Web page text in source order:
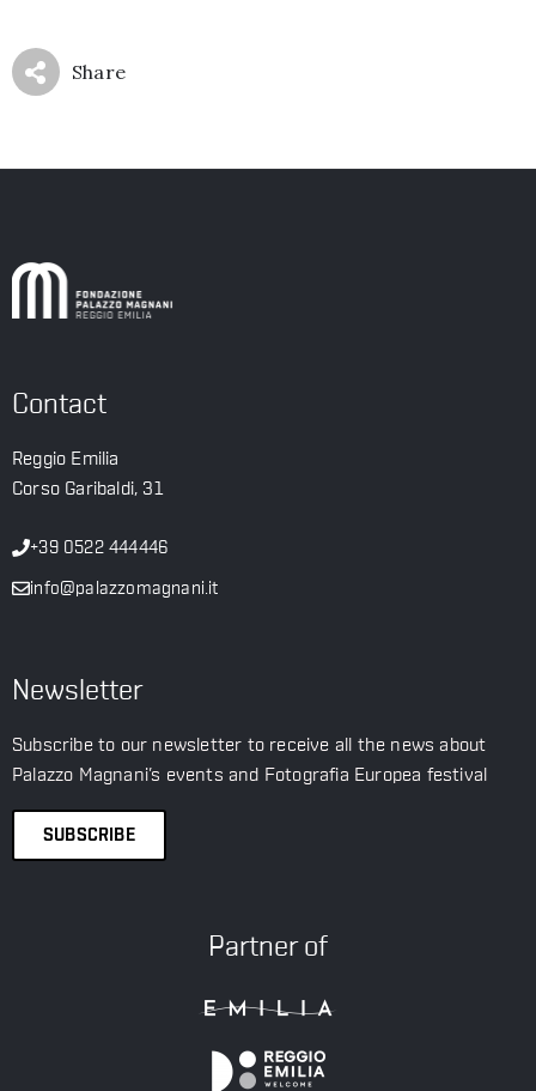
Share
Contact
Reggio Emilia
Corso Garibaldi, 31
+39 0522 444446
info@palazzomagnani.it
Newsletter
Subscribe to our newsletter to receive all the news about
Palazzo Magnani’s events and Fotografia Europea festival
SUBSCRIBE
Partner of